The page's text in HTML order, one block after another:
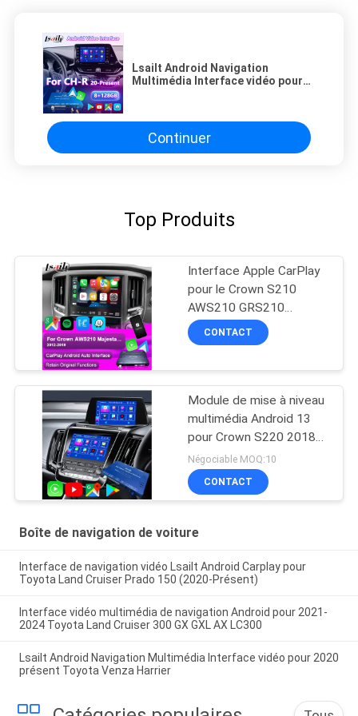
Lsailt Android Navigation
Multimédia Interface vidéo pour
Continuer
Top Produits
Interface Apple CarPlay
pour le Crown S210
AWS210 GRS210
GWS214 GWS215
Majesta Athlete Royal
arrière, climat AC
CONTACT
Module de mise à niveau
multimédia Android 13
pour Crown S220 2018-
2022 Intégration OEM
sans fil CarPlay, Android
Auto, YouTube, NetFlix,
Négociable MOQ:10
CONTACT
Boîte de navigation de voiture
Interface de navigation vidéo Lsailt Android Carplay pour
Toyota Land Cruiser Prado 150 (2020-Présent)
Interface vidéo multimédia de navigation Android pour 2021-
2024 Toyota Land Cruiser 300 GX GXL AX LC300
Lsailt Android Navigation Multimédia Interface vidéo pour 2020
présent Toyota Venza Harrier